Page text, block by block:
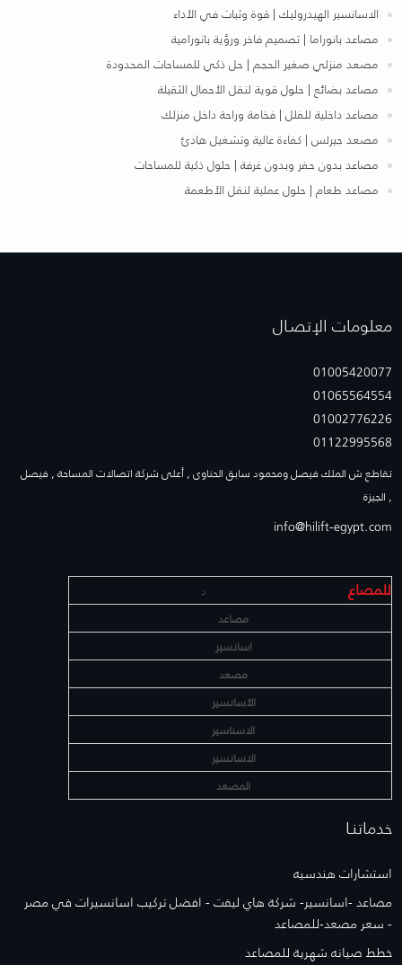
الاسانسير الهيدروليك | قوة وثبات في الأداء
مصاعد بانوراما | تصميم فاخر ورؤية بانورامية
مصعد منزلي صغير الحجم | حل ذكي للمساحات المحدودة
مصاعد بضائع | حلول قوية لنقل الأحمال الثقيلة
مصاعد داخلية للفلل | فخامة وراحة داخل منزلك
مصعد جيرلس | كفاءة عالية وتشغيل هادئ
مصاعد بدون حفر وبدون غرفة | حلول ذكية للمساحات
مصاعد طعام | حلول عملية لنقل الأطعمة
معلومات الإتصـال
01005420077
01065564554
01002776226
01122995568
تقاطع ش الملك فيصل ومحمود سابق الحناوى , أعلى شركة اتصالات المساحة , فيصل
, الجيزة
info@hilift-egypt.com
للمصاع
د
مصاعد
اسانسير
مصعد
الأسانسير
الاسناسير
الاسانسير
المصعد
خدماتنـا
استشارات هندسيه
مصاعد -اسانسير- شركة هاي ليفت - افضل تركيب اسانسيرات في مصر
- سعر مصعد-للمصاعد
خطط صيانه شهرية للمصاعد